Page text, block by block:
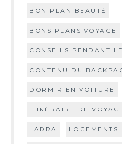
BON PLAN BEAUTÉ
BONS PLANS VOYAGE
CONSEILS PENDANT
CONTENU DU
DORMIR EN VOITURE
ITINÉRAIRE DE
LADRA LOGEMENTS